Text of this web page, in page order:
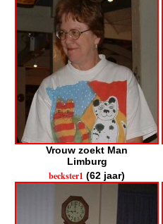
Vrouw zoekt Man
Limburg
beckster1 (62 jaar)